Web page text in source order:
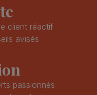
client réactif
avisés
passionnés